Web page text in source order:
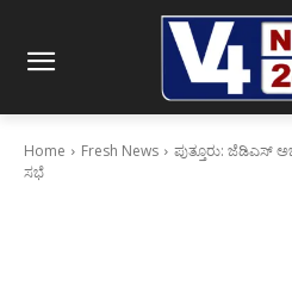
Home Fresh News
ಪುತ್ತೂರು: ಜೆಡಿಎಸ್
ಸಭೆ